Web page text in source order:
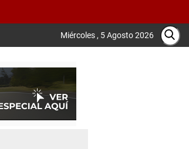
Miércoles , 5 Agosto 2026